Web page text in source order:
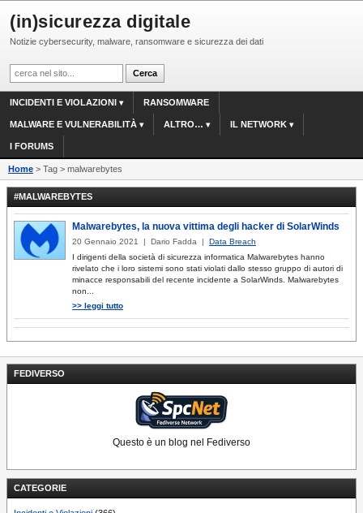
(in)sicurezza digitale
Notizie cybersecurity, malware, ransomware e sicurezza dei dati
INCIDENTI E VIOLAZIONI RANSOMWARE
MALWARE E VULNERABILITÀ ALTRO… IL NETWORK
I FORUMS
Home > Tag > malwarebytes
FEDIVERSO
Questo è un blog nel Fediverso
CATEGORIE
#MALWAREBYTES
Malwarebytes, la nuova vittima degli hacker di SolarWinds
20 Gennaio 2021 | Dario Fadda | Data Breach
I dirigenti della società di sicurezza informatica Malwarebytes hanno
rivelato che i loro sistemi sono stati violati dallo stesso gruppo di autori di
minacce responsabili del recente incidente a SolarWinds. Malwarebytes
non...
>> leggi tutto